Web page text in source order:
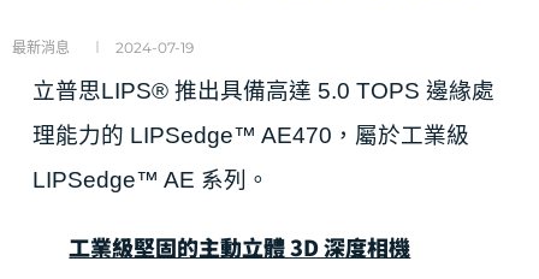
最新消息 2024-07-19
立普思LIPS® 推出具備高達 5.0 TOPS 邊緣處
理能力的 LIPSedge™ AE470，屬於工業級
LIPSedge™ AE 系列。
工業級堅固的主動立體 3D 深度相機